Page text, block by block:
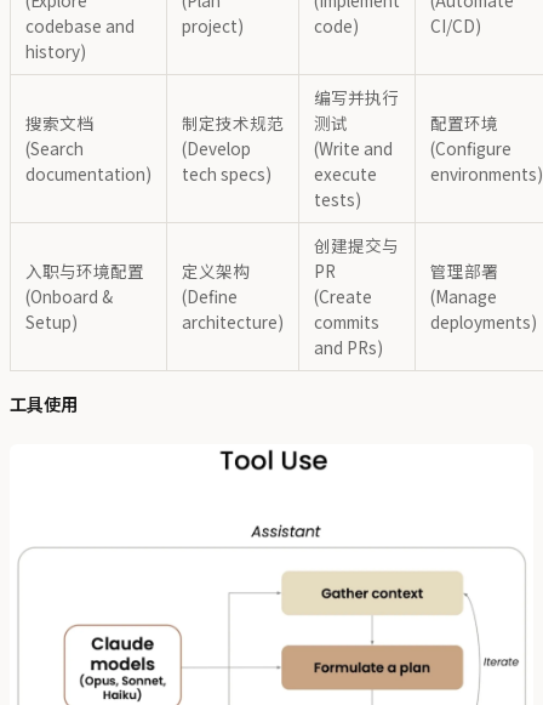
codebase and
history)
project)
code)
CI/CD)
搜索文档
(Search
documentation)
制定技术规范
(Develop
tech specs)
编写并执行
测试
(Write and
execute
tests)
配置环境
(Configure
environments)
入职与环境配置
(Onboard &
Setup)
定义架构
(Define
architecture)
创建提交与
PR
(Create
commits
and PRs)
管理部署
(Manage
deployments)
工具使用